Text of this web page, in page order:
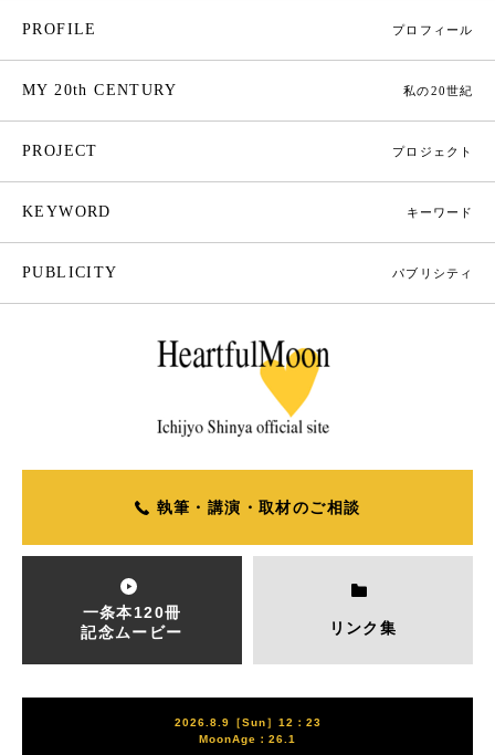
PROFILE プロフィール
MY 20th CENTURY 私の20世紀
PROJECT プロジェクト
KEYWORD キーワード
PUBLICITY パブリシティ
執筆・講演・取材のご相談
一条本120冊
記念ムービー
リンク集
2026.8.9［Sun］12：23
MoonAge：26.1